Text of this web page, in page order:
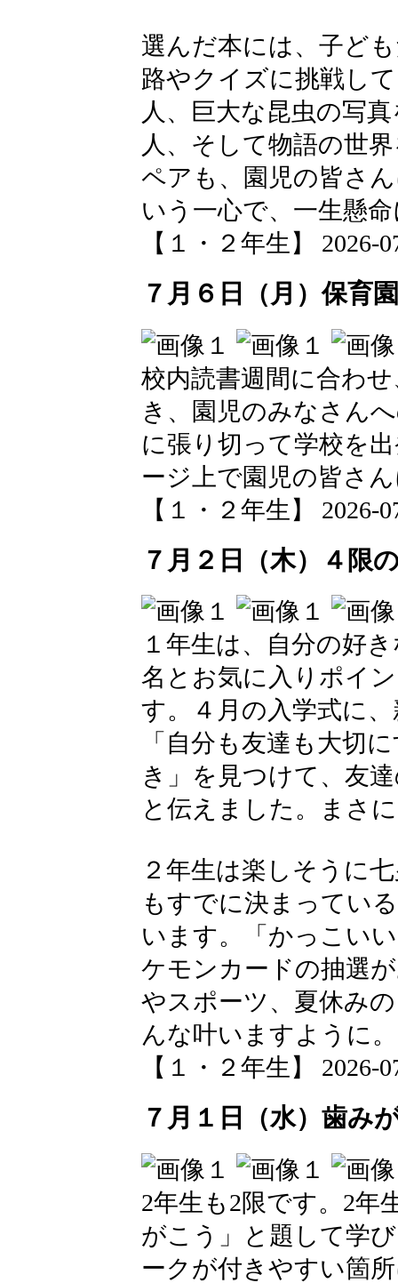
選んだ本には、子ど
路やクイズに挑戦し
人、巨大な昆虫の写
人、そして物語の世
ペアも、園児の皆さ
いう一心で、一生懸
【１・２年生】 2026-
７月６日（月）保育
校内読書週間に合わ
き、園児のみなさん
に張り切って学校を
ージ上で園児の皆さ
【１・２年生】 2026-
７月２日（木）４限
１年生は、自分の好
名とお気に入りポイ
す。４月の入学式に
「自分も友達も大切
き」を見つけて、友
と伝えました。まさ
２年生は楽しそうに
もすでに決まってい
います。「かっこい
ケモンカードの抽選
やスポーツ、夏休み
んな叶いますように。
【１・２年生】 2026-
７月１日（水）歯み
2年生も2限です。2年
がこう」と題して学
ークが付きやすい箇